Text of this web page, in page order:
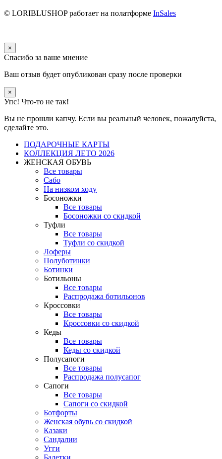
© LORIBLUSHOPработает на полатформе InSales
×
Спасибо за ваше мнение
Ваш отзыв будет опубликован сразу после проверки
×
Упс! Что-то не так!
Вы не прошли капчу. Если вы реальный человек, пожалуйста,
сделайте это.
ПОДАРОЧНЫЕ КАРТЫ
КОЛЛЕКЦИЯ ЛЕТО 2026
ЖЕНСКАЯ ОБУВЬ
Все товары
Сабо
На низком ходу
Босоножки
Все товары
Босоножки со скидкой
Туфли
Все товары
Туфли со скидкой
Лоферы
Полуботинки
Ботинки
Ботильоны
Все товары
Распродажа ботильонов
Кроссовки
Все товары
Кроссовки со скидкой
Кеды
Все товары
Кеды со скидкой
Полусапоги
Все товары
Распродажа полусапог
Сапоги
Все товары
Сапоги со скидкой
Ботфорты
Женская обувь со скидкой
Казаки
Сандалии
Угги